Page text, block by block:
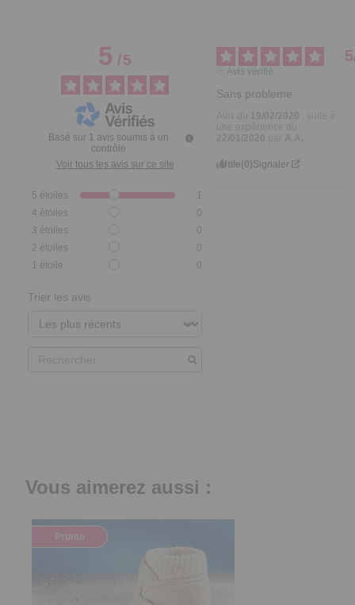
5/5
Basé sur 1 avis soumis à un
contrôle
Voir tous les avis sur ce site
5 étoiles
1
4 étoiles
0
3 étoiles
0
2 étoiles
0
1 étoile 0
Trier les avis
5
Avis vérifié
Sans probleme
22/01/2020
Utile(0)Signaler
Vous aimerez aussi :
Promo